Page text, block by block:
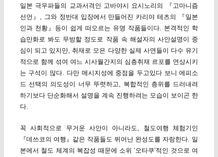
일본 극우파들의 교과서격인 고바야시 요시노리의 『고마니즘
선언』, 그와 정반대 입장에서 만들어진 카리야 테츠의 『일본
인과 천황』등이 쉽게 떠오르는 유명 작품들이다. 본격적인 학
습만화로 봐도 무방할 정도로 작품 속 해설자의 사안설명이 중
심이 되고 있지만, 취재로 모은 다양한 실제 사연들이 다수 유기
적으로 함께 섞여 여느 시사월간지의 심층취재 르포를 연상시키
는 구석이 많다. 다만 메시지성에 중점을 두고있다 보니 에피소
드 선택의 의도성이 너무 뚜렷하고, 복합적인 층위를 드러내려
하기보다 단순화해서 설명을 계속 진행하려는 모습이 보이곤 한
다.
꼭 사회적으로 무거운 사안이 아니라도, 철도여행 체험기인
『데쓰코의 여행』같은 작품들도 뛰어난 완성도를 자랑한다. 일
본에서 철도 체계의 복잡성 때문에 소위 ‘오타쿠’적인 것으로 여